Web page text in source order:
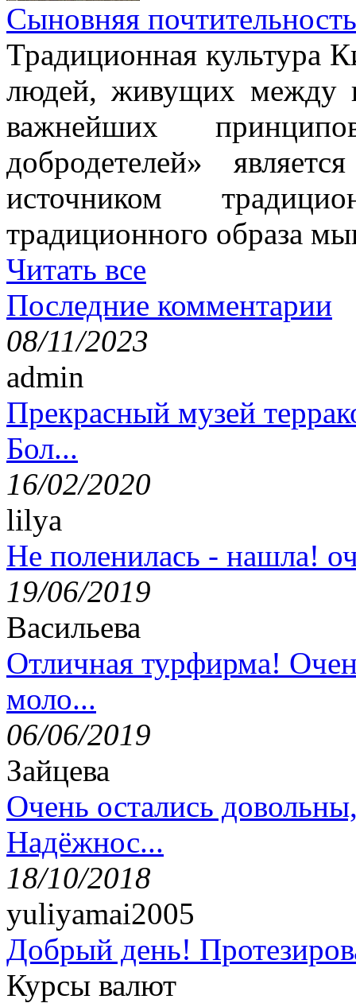
Сыновняя почтительность
Традиционная культура
людей, живущих между
важнейших
добродетелей»
источником
традиционного образа
Читать все
Последние комментарии
08/11/2023
admin
Прекрасный музей
Бол...
16/02/2020
lilya
Не поленилась - нашла!
19/06/2019
Васильева
Отличная турфирма!
моло...
06/06/2019
Зайцева
Очень остались
Надёжнос...
18/10/2018
yuliyamai2005
Добрый день!
Курсы валют